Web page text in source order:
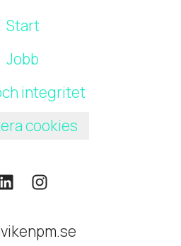
Start
Jobb
integritet
cookies